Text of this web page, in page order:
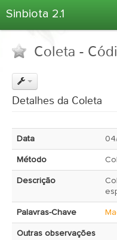
Sinbiota 2.1
Informações Ambientais
Coletas
Atlas 2.1
Estatísticas
Login
Coleta -
Detalhes da Coleta
Data
Método
Descrição
Palavras-Chave
Outras observações